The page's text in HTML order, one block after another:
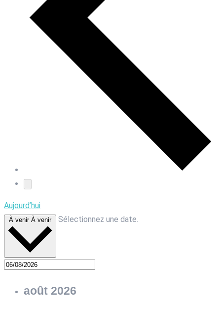
Aujourd’hui
À venir À venir Sélectionnez une date.
août 2026